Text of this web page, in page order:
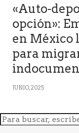
«Auto-
opción»:
en México
para
JUNIO, 2025